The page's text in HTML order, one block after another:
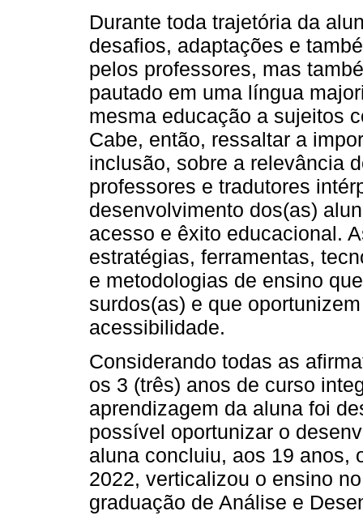
Durante toda trajetória da
desafios, adaptações e
pelos professores, mas
pautado em uma língua
mesma educação a sujeitos
Cabe, então, ressaltar a
inclusão, sobre a relevância
professores e tradutores
desenvolvimento dos(as)
acesso e êxito educacional.
estratégias, ferramentas,
e metodologias de ensino
surdos(as) e que
acessibilidade.
Considerando todas as
os 3 (três) anos de curso
aprendizagem da aluna foi
possível oportunizar o
aluna concluiu, aos 19 anos,
2022, verticalizou o ensino
graduação de Análise e